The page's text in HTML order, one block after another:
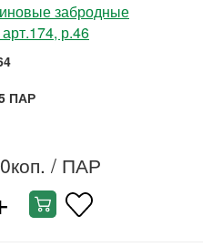
забродные
р.46
ПАР
/ ПАР